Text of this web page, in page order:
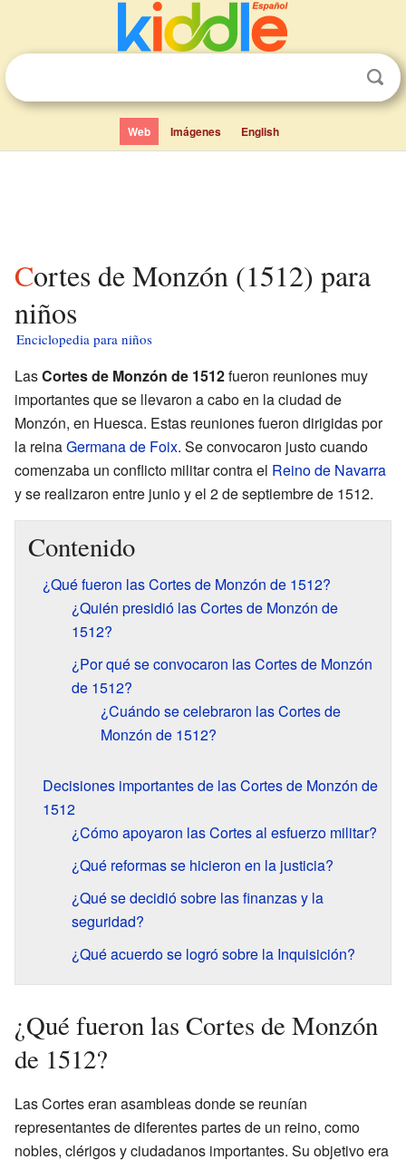
Web Imágenes English
Cortes de Monzón (1512) para
niños
Enciclopedia para niños
LasCortes de Monzón de 1512fueron reuniones muy
importantes que se llevaron a cabo en la ciudad de
Monzón, en Huesca. Estas reuniones fueron dirigidas por
la reinaGermana de Foix. Se convocaron justo cuando
comenzaba un conflicto militar contra el Reino de Navarra
y se realizaron entre junio y el 2 de septiembre de 1512.
Contenido
¿Qué fueron las Cortes de Monzón de 1512?
¿Quién presidió las Cortes de Monzón de
1512?
¿Por qué se convocaron las Cortes de Monzón
de 1512?
¿Cuándo se celebraron las Cortes de
Monzón de 1512?
Decisiones importantes de las Cortes de Monzón de
1512
¿Cómo apoyaron las Cortes al esfuerzo militar?
¿Qué reformas se hicieron en la justicia?
¿Qué se decidió sobre las finanzas y la
seguridad?
¿Qué acuerdo se logró sobre la Inquisición?
¿Qué fueron las Cortes de Monzón
de 1512?
Las Cortes eran asambleas donde se reunían
representantes de diferentes partes de un reino, como
nobles, clérigos y ciudadanos importantes. Su objetivo era